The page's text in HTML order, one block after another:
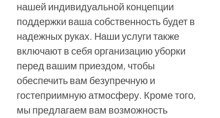
нашей индивидуальной концепции
поддержки ваша собственность будет в
надежных руках. Наши услуги также
включают в себя организацию уборки
перед вашим приездом, чтобы
обеспечить вам безупречную и
гостеприимную атмосферу. Кроме того,
мы предлагаем вам возможность